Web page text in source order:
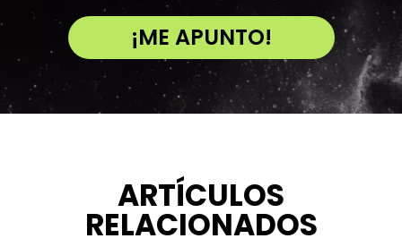
¡ME APUNTO!
t
ARTÍCULOS
RELACIONADOS